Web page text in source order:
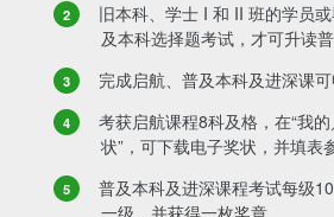
旧本科、学士 I 和 II 班的学员
及本科选择题考试，才可升读
完成启航、普及本科及进深课
考获启航课程8科及格，在“我的
状”，可下载电子奖状，并填表
普及本科及进深课程考试每级